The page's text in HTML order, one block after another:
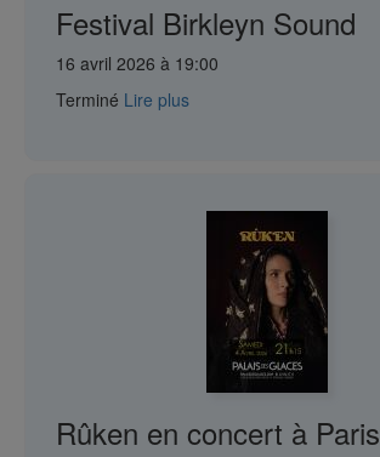
Festival Birkleyn Sound
16 avril 2026 à 19:00
Terminé Lire plus
Rûken en concert à Paris